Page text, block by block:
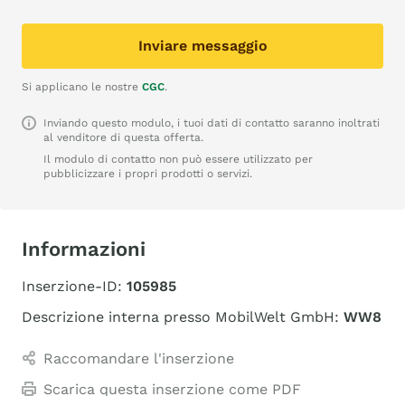
Inviare messaggio
Si applicano le nostre CGC.
Inviando questo modulo, i tuoi dati di contatto saranno inoltrati
al venditore di questa offerta.
Il modulo di contatto non può essere utilizzato per
pubblicizzare i propri prodotti o servizi.
Informazioni
Inserzione-ID: 105985
Descrizione interna presso MobilWelt GmbH: WW8
Raccomandare l'inserzione
Scarica questa inserzione come PDF